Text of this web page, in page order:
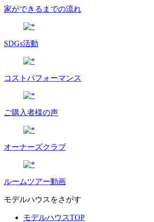
家ができるまでの流れ
SDGs活動
コストパフォーマンス
ご購入者様の声
オーナーズクラブ
ルームツアー動画
モデルハウスをさがす
モデルハウスTOP